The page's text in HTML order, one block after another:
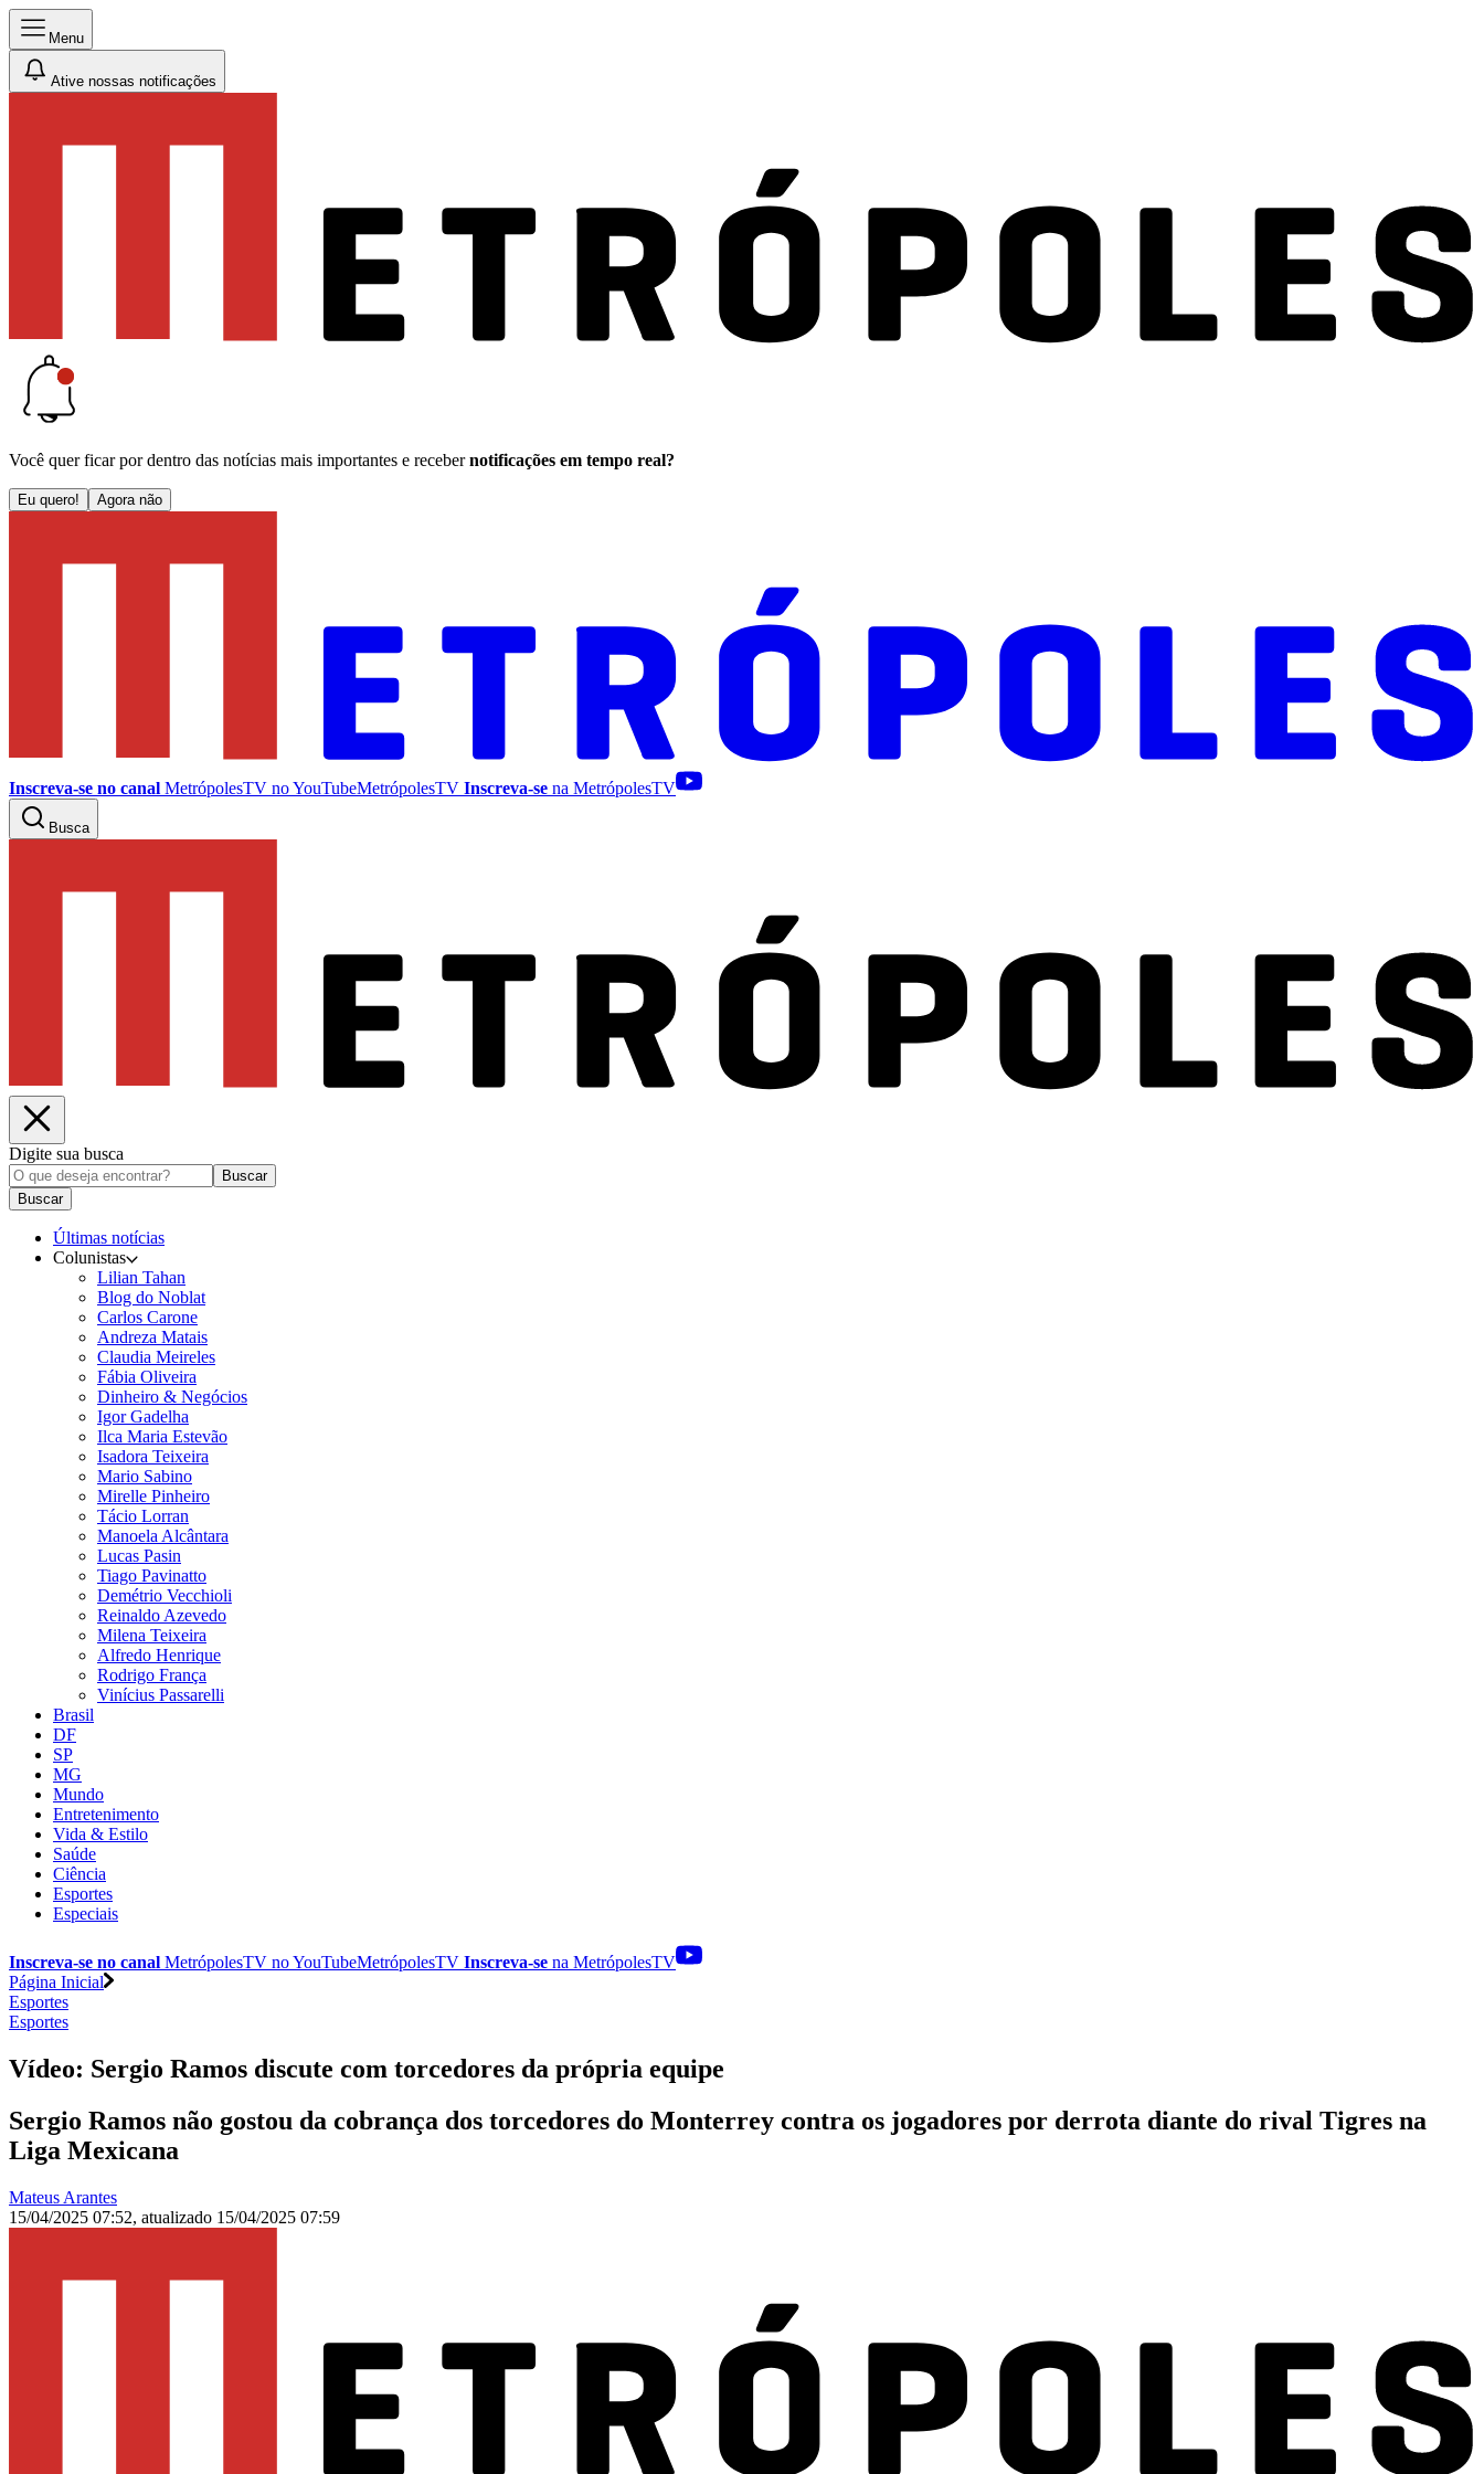
Menu
Ative nossas notificações
Você quer ficar por dentro das notícias mais importantes e receber notificações em tempo real?
Eu quero! Agora não
Inscreva-se no canal MetrópolesTV noYouTubeMetrópolesTV Inscreva-se na MetrópolesTV
Busca
Digite sua busca
Buscar
Buscar
Últimas notícias
Colunistas
Lilian Tahan
Blog do Noblat
Carlos Carone
Andreza Matais
Claudia Meireles
Fábia Oliveira
Dinheiro & Negócios
Igor Gadelha
Ilca Maria Estevão
Isadora Teixeira
Mario Sabino
Mirelle Pinheiro
Tácio Lorran
Manoela Alcântara
Lucas Pasin
Tiago Pavinatto
Demétrio Vecchioli
Reinaldo Azevedo
Milena Teixeira
Alfredo Henrique
Rodrigo França
Vinícius Passarelli
Brasil
DF
SP
MG
Mundo
Entretenimento
Vida & Estilo
Saúde
Ciência
Esportes
Especiais
Inscreva-se no canal MetrópolesTV noYouTubeMetrópolesTV Inscreva-se na MetrópolesTV
Página Inicial
Esportes
Esportes
Vídeo: Sergio Ramos discute com torcedores da própria equipe
Sergio Ramos não gostou da cobrança dos torcedores do Monterrey contra os jogadores por derrota diante do rival Tigres na
Liga Mexicana
Mateus Arantes
15/04/2025 07:52, atualizado 15/04/2025 07:59